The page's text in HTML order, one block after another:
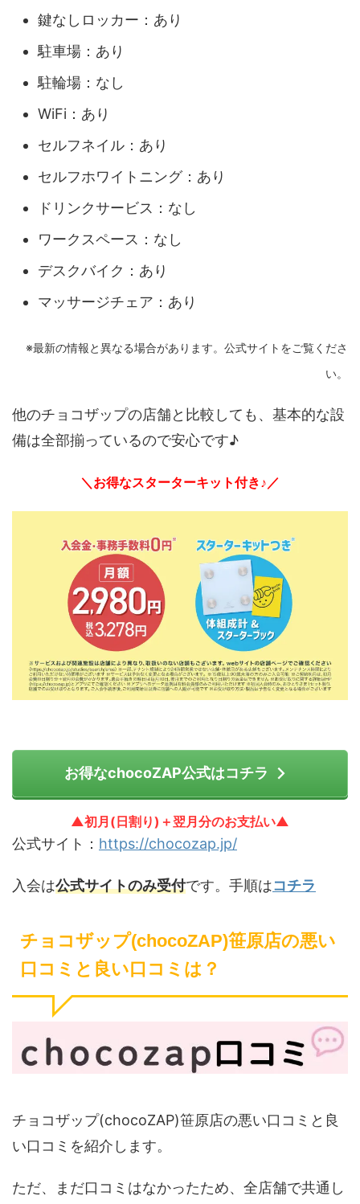
鍵なしロッカー：あり
駐車場：あり
駐輪場：なし
WiFi：あり
セルフネイル：あり
セルフホワイトニング：あり
ドリンクサービス：なし
ワークスペース：なし
デスクバイク：あり
マッサージチェア：あり
※最新の情報と異なる場合があります。公式サイトをご覧くださ
い。
他のチョコザップの店舗と比較しても、基本的な設
備は全部揃っているので安心です♪
＼お得なスターターキット付き♪／
お得なchocoZAP公式はコチラ
▲初月(日割り)＋翌月分のお支払い▲
公式サイト： https://chocozap.jp/
入会は公式サイトのみ受付です。手順はコチラ
チョコザップ(chocoZAP)笹原店の悪い
口コミと良い口コミは？
チョコザップ(chocoZAP)笹原店の悪い口コミと良
い口コミを紹介します。
ただ、まだ口コミはなかったため、全店舗で共通し